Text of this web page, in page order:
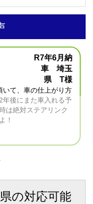
R7年6月納
車 埼玉
県 T様
いて、車の仕上がり方
年後にまた車入れる予
は絶対ステアリンク
！
の対応可能